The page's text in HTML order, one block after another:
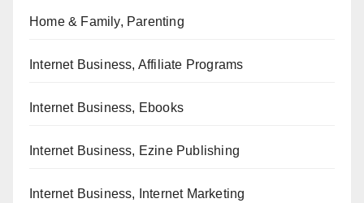
Home & Family, Parenting
Internet Business, Affiliate Programs
Internet Business, Ebooks
Internet Business, Ezine Publishing
Internet Business, Internet Marketing